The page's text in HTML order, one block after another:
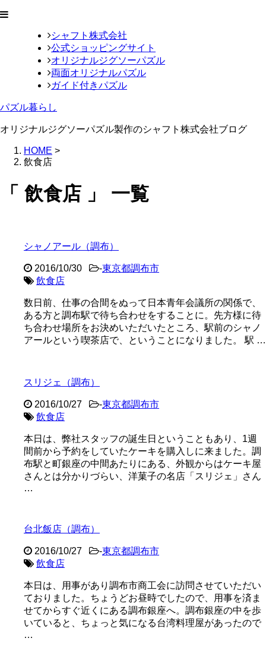
シャフト株式会社
公式ショッピングサイト
オリジナルジグソーパズル
両面オリジナルパズル
ガイド付きパズル
パズル暮らし
オリジナルジグソーパズル製作のシャフト株式会社ブログ
HOME >
飲食店
「 飲食店 」 一覧
シャノアール（調布）
2016/10/30 -東京都調布市
飲食店
数日前、仕事の合間をぬって日本青年会議所の関係で、
ある方と調布駅で待ち合わせをすることに。先方様に待
ち合わせ場所をお決めいただいたところ、駅前のシャノ
アールという喫茶店で、ということになりました。 駅 …
スリジェ（調布）
2016/10/27 -東京都調布市
飲食店
本日は、弊社スタッフの誕生日ということもあり、1週
間前から予約をしていたケーキを購入しに来ました。調
布駅と町銀座の中間あたりにある、外観からはケーキ屋
さんとは分かりづらい、洋菓子の名店「スリジェ」さん
…
台北飯店（調布）
2016/10/27 -東京都調布市
飲食店
本日は、用事があり調布市商工会に訪問させていただい
ておりました。ちょうどお昼時でしたので、用事を済ま
せてからすぐ近くにある調布銀座へ。調布銀座の中を歩
いていると、ちょっと気になる台湾料理屋があったので
…